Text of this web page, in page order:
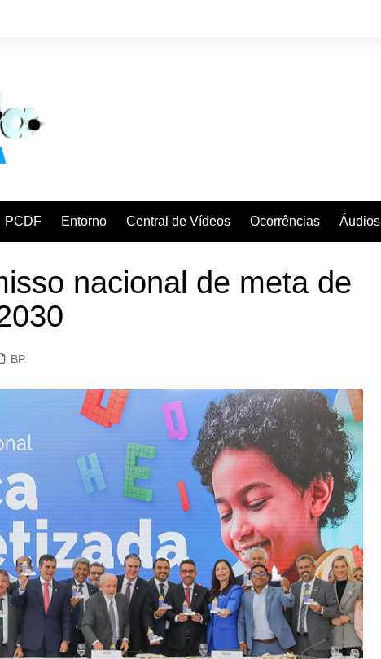
PCDF Entorno Central de Vídeos Ocorrências Áudios
nacional de meta de
BP